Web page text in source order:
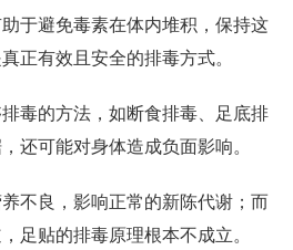
于避免毒素在体内堆积，保持这
正有效且安全的排毒方式。
毒的方法，如断食排毒、足底排
还可能对身体造成负面影响。
不良，影响正常的新陈代谢；而
足贴的排毒原理根本不成立。